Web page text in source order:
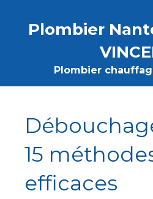
Plombier
Plombier
15
efficaces